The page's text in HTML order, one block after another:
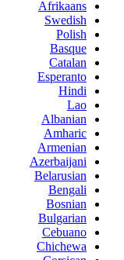
Afrikaans
Swedish
Polish
Basque
Catalan
Esperanto
Hindi
Lao
Albanian
Amharic
Armenian
Azerbaijani
Belarusian
Bengali
Bosnian
Bulgarian
Cebuano
Chichewa